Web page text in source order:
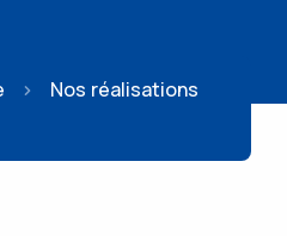
Nos réalisations